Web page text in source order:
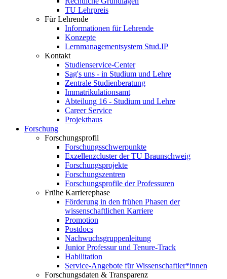
TU Lehrpreis
Für Lehrende
Informationen für Lehrende
Konzepte
Lernmanagementsystem Stud.IP
Kontakt
Studienservice-Center
Sag's uns - in Studium und Lehre
Zentrale Studienberatung
Immatrikulationsamt
Abteilung 16 - Studium und Lehre
Career Service
Projekthaus
Forschung
Forschungsprofil
Forschungsschwerpunkte
Exzellenzcluster der TU Braunschweig
Forschungsprojekte
Forschungszentren
Forschungsprofile der Professuren
Frühe Karrierephase
Förderung in den frühen Phasen der
wissenschaftlichen Karriere
Promotion
Postdocs
Nachwuchsgruppenleitung
Junior Professur und Tenure-Track
Habilitation
Service-Angebote für Wissenschaftler*innen
Forschungsdaten & Transparenz